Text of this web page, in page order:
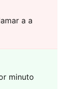
a a
minuto